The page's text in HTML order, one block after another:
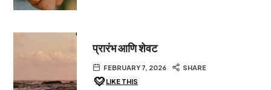
प्रारंभ आणि शेवट
FEBRUARY 7, 2026
SHARE
LIKE THIS